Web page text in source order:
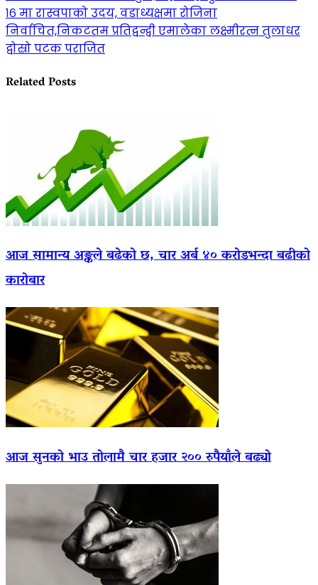
१६ मा रास्वपाको उदय, वडाध्यक्षमा रोजिना
निर्वाचित,निकटतम प्रतिद्वन्द्वी एमालेका लक्ष्मीरत्न तुलाधर
द्वोस्रो पटक पराजित
Related Posts
आज सामान्य अङ्कले बढेको छ, चार अर्ब ४० करोडभन्दा बढीको
कारोबार
आज सुनको भाउ तोलामै चार हजार २०० रुपैयाँले बढ्यो